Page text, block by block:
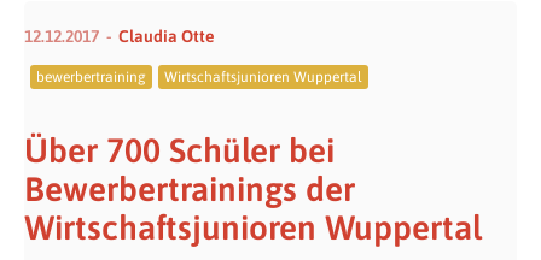
12.12.2017 Claudia Otte
bewerbertraining Wirtschaftsjunioren Wuppertal
Über 700 Schüler bei
Bewerbertrainings der
Wirtschaftsjunioren Wuppertal